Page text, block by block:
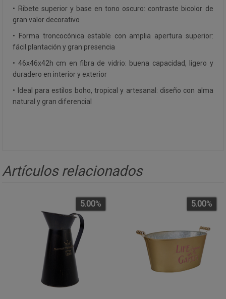
• Ribete superior y base en tono oscuro: contraste bicolor de
gran valor decorativo
• Forma troncocónica estable con amplia apertura superior:
fácil plantación y gran presencia
• 46x46x42h cm en fibra de vidrio: buena capacidad, ligero y
duradero en interior y exterior
• Ideal para estilos boho, tropical y artesanal: diseño con alma
natural y gran diferencial
Artículos relacionados
5.00% 5.00%